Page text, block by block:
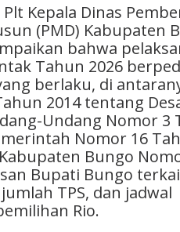
Kepala Dinas
(PMD) Kabupaten
bahwa
Tahun 2026
berlaku, di
2014 tentang
Undang Nomor 3
Nomor 16
Bungo
Bupati Bungo
TPS, dan jadwal
Rio.